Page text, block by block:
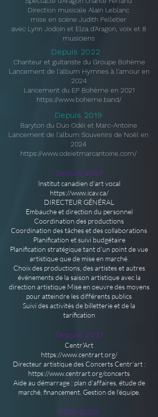
Direction musicale Alain Leblanc
mise en scène Judith Pelletier
avec Lynn Jodoin et Elza d'Aragon, voix et 8
musiciens
Depuis 2022
Chanteur et guitariste du Groupe Bohème
Lancement de l'album Hymnes à l'amour en
2024
Lancement du EP Bohème en 2021
https://www.boheme.band/
Depuis 2019
Baryton du Duo Odéi et Marc-Antoine
Lancement de l'album Souvenirs de Noël en
2024
https://www.odeietmarcantoine.com/
Depuis 2021
Institut canadien d'art vocal
https://www.icav.ca/
DIRECTEUR GÉNÉRAL
Embauche et direction du personnel
Coordination des productions
Coordination des tâches et des collaborations
Planification et suivi budgétaire
Planification stratégique tant d’un point de vue
artistique que de mise en marché.
Choix des productions, des artistes et autres
événements de la saison artistique avec la
direction artistique Mise en oeuvre des moyens
pour atteindre les différents publics
Suivi des activités de billetterie et de la
tarification
Depuis 2021
Centr'Art
https://www.centrart.org/
Directeur artistique des Concerts Centr'art :
https://www.centrart.org/concerts
Aide au démarrage : plan d’affaires, étude de
marché, financement. Gestion de l'équipe.
2019-2023